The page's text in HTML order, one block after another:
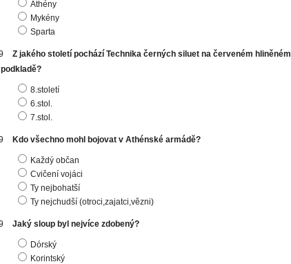
Athény
Mykény
Sparta
Z jakého století pochází Technika černých siluet na červeném hliněném
podkladě?
8.století
6.stol.
7.stol.
Kdo všechno mohl bojovat v Athénské armádě?
Každý občan
Cvičení vojáci
Ty nejbohatší
Ty nejchudší (otroci,zajatci,vězni)
Jaký sloup byl nejvíce zdobený?
Dórský
Korintský